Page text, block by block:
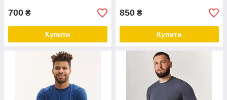
700 ₴
Купити
850 ₴
Купити